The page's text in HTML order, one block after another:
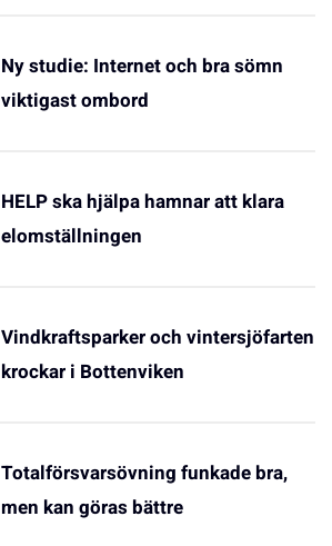
Ny studie: Internet och bra sömn
viktigast ombord
HELP ska hjälpa hamnar att klara
elomställningen
Vindkraftsparker och vintersjöfarten
krockar i Bottenviken
Totalförsvarsövning funkade bra,
men kan göras bättre